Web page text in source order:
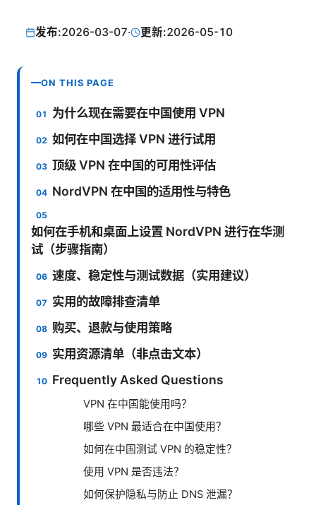
发布:2026-03-07· 更新:2026-05-10
ON THIS PAGE
为什么现在需要在中国使用 VPN
如何在中国选择 VPN 进行试用
顶级 VPN 在中国的可用性评估
NordVPN 在中国的适用性与特色
如何在手机和桌面上设置 NordVPN 进行在华测
试（步骤指南）
速度、稳定性与测试数据（实用建议）
实用的故障排查清单
购买、退款与使用策略
实用资源清单（非点击文本）
Frequently Asked Questions
VPN 在中国能使用吗？
哪些 VPN 最适合在中国使用？
如何在中国测试 VPN 的稳定性？
使用 VPN 是否违法？
如何保护隐私与防止 DNS 泄漏？